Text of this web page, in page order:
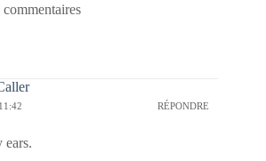
commentaires
RÉPONDRE
ears.